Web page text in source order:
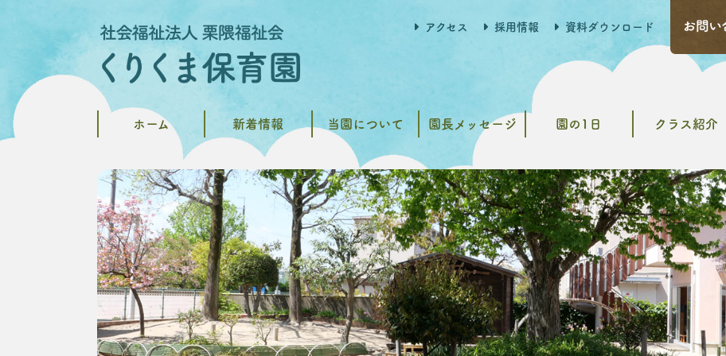
アクセス 採用情報 資料ダウンロード
ホーム 新着情報 当園について 園長メッセージ 園の1日 クラス紹介